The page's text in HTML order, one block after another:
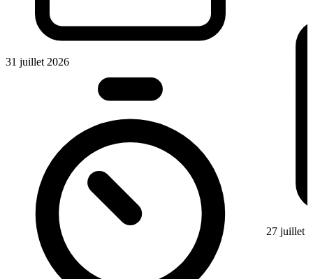
31 juillet 2026
27 juillet